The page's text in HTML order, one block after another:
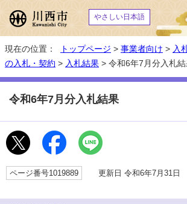
やさしい日本語
現在の位置： トップページ > 事業者向け > 入
の入札・契約 > 入札結果 > 令和6年7月分入札
令和6年7月分入札結果
ページ番号1019889 更新日 令和6年7月31日